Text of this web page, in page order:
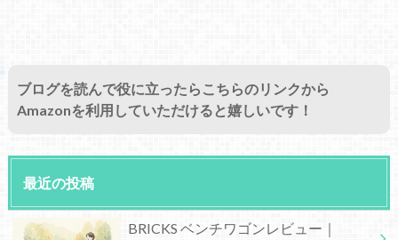
ブログを読んで役に立ったらこちらのリンクから
Amazonを利用していただけると嬉しいです！
最近の投稿
BRICKS ベンチワゴンレビュー｜